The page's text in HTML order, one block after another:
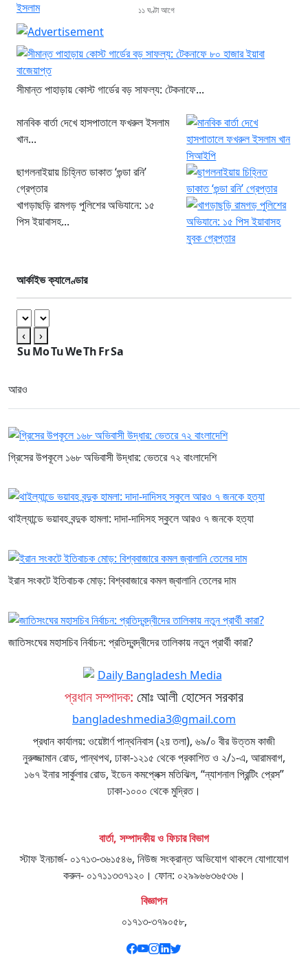
১১ ঘণ্টা আগে
সীমান্ত পাহাড়ায় কোস্ট গার্ডের বড় সাফল্য: টেকনাফে...
মানবিক বার্তা দেখে হাসপাতালে ফখরুল ইসলাম
খান...
ছাগলনাইয়ায় চিহ্নিত ডাকাত ‘গুন্ডা রনি’
গ্রেপ্তার
খাগড়াছড়ি রামগড় পুলিশের অভিযানে: ১৫
পিস ইয়াবাসহ...
আর্কাইভ ক্যালেণ্ডার
‹
›
SuMoTuWeThFrSa
আরও
গ্রিসের উপকূলে ১৬৮ অভিবাসী উদ্ধার: ভেতরে ৭২ বাংলাদেশি
থাইল্যান্ডে ভয়াবহ বন্দুক হামলা: দাদা-দাদিসহ স্কুলে আরও ৭ জনকে হত্যা
ইরান সংকটে ইতিবাচক মোড়: বিশ্ববাজারে কমল জ্বালানি তেলের দাম
জাতিসংঘের মহাসচিব নির্বাচন: প্রতিদ্বন্দ্বীদের তালিকায় নতুন প্রার্থী কারা?
প্রধান সম্পাদক: মোঃ আলী হোসেন সরকার
bangladeshmedia3@gmail.com
প্রধান কার্যালয়: ওয়েষ্টার্ণ পান্থনিবাস (২য় তলা), ৬৯/০ বীর উত্তম কাজী
নুরুজ্জামান রোড, পান্থপথ, ঢাকা-১২১৫ থেকে প্রকাশিত ও ২/১-এ, আরামবাগ,
১৬৭ ইনার সার্কুলার রোড, ইডেন কমপ্লেক্স মতিঝিল, “ন্যাশনাল প্রিন্টিং প্রেস”
ঢাকা-১০০০ থেকে মুদ্রিত।
বার্তা, সম্পাদকীয় ও ফিচার বিভাগ
স্টাফ ইনচার্জ- ০১৭১৩-৩৬১৫৪৬, নিউজ সংক্রান্ত অভিযোগ থাকলে যোগাযোগ
করুন- ০১৭১১৩৩৭১২০। ফোন: ০২৯৯৬৬৩৬৫৩৬।
বিজ্ঞাপন
০১৭১৩-৩৭৯০৫৮,